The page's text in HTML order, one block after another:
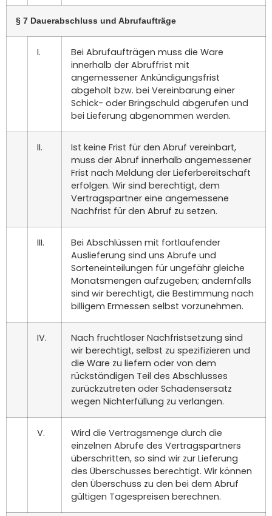
§ 7 Dauerabschluss und Abrufaufträge
I.
Bei Abrufaufträgen muss die Ware
innerhalb der Abruffrist mit
angemessener Ankündigungsfrist
abgeholt bzw. bei Vereinbarung einer
Schick- oder Bringschuld abgerufen und
bei Lieferung abgenommen werden.
II.
Ist keine Frist für den Abruf vereinbart,
muss der Abruf innerhalb angemessener
Frist nach Meldung der Lieferbereitschaft
erfolgen. Wir sind berechtigt, dem
Vertragspartner eine angemessene
Nachfrist für den Abruf zu setzen.
III.
Bei Abschlüssen mit fortlaufender
Auslieferung sind uns Abrufe und
Sorteneinteilungen für ungefähr gleiche
Monatsmengen aufzugeben; andernfalls
sind wir berechtigt, die Bestimmung nach
billigem Ermessen selbst vorzunehmen.
IV.
Nach fruchtloser Nachfristsetzung sind
wir berechtigt, selbst zu spezifizieren und
die Ware zu liefern oder von dem
rückständigen Teil des Abschlusses
zurückzutreten oder Schadensersatz
wegen Nichterfüllung zu verlangen.
V.
Wird die Vertragsmenge durch die
einzelnen Abrufe des Vertragspartners
überschritten, so sind wir zur Lieferung
des Überschusses berechtigt. Wir können
den Überschuss zu den bei dem Abruf
gültigen Tagespreisen berechnen.